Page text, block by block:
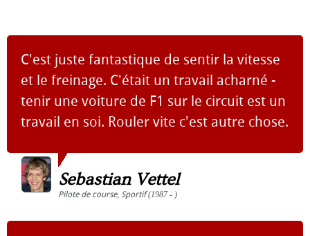
C'est juste fantastique de sentir la vitesse
et le freinage. C'était un travail acharné -
tenir une voiture de F1 sur le circuit est un
travail en soi. Rouler vite c'est autre chose.
Sebastian Vettel
Pilote de course, Sportif(1987 - )